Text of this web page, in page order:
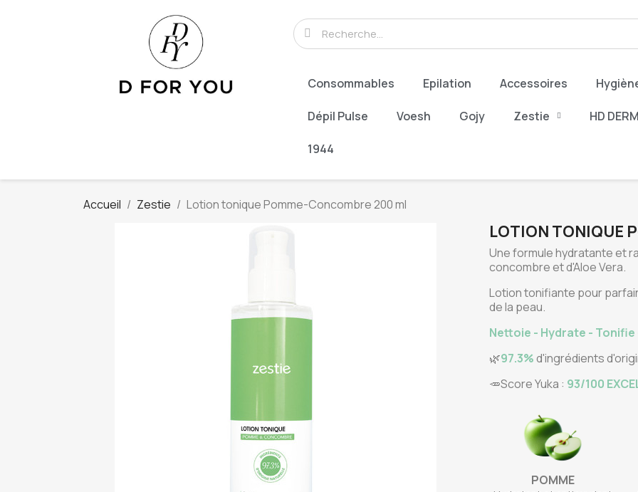
Consommables Epilation Accessoires
Dépil Pulse Voesh Gojy Zestie HD DERM
1944
Accueil Zestie Lotion tonique Pomme-Concombre 200 ml
LOTION TONIQUE
Une formule hydratante et
concombre et d'Aloe Vera.
Lotion tonifiante pour
de la peau.
Nettoie - Hydrate -
🌿97.3%d'ingrédients
🥕Score Yuka : 93/100
POMME